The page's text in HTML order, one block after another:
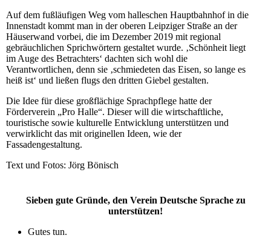
Auf dem fußläufigen Weg vom halleschen Hauptbahnhof in die
Innenstadt kommt man in der oberen Leipziger Straße an der
Häuserwand vorbei, die im Dezember 2019 mit regional
gebräuchlichen Sprichwörtern gestaltet wurde. ‚Schönheit liegt
im Auge des Betrachters‘ dachten sich wohl die
Verantwortlichen, denn sie ‚schmiedeten das Eisen, so lange es
heiß ist‘ und ließen flugs den dritten Giebel gestalten.
Die Idee für diese großflächige Sprachpflege hatte der
Förderverein „Pro Halle“. Dieser will die wirtschaftliche,
touristische sowie kulturelle Entwicklung unterstützen und
verwirklicht das mit originellen Ideen, wie der
Fassadengestaltung.
Text und Fotos: Jörg Bönisch
Sieben gute Gründe, den Verein Deutsche Sprache zu
unterstützen!
Gutes tun.